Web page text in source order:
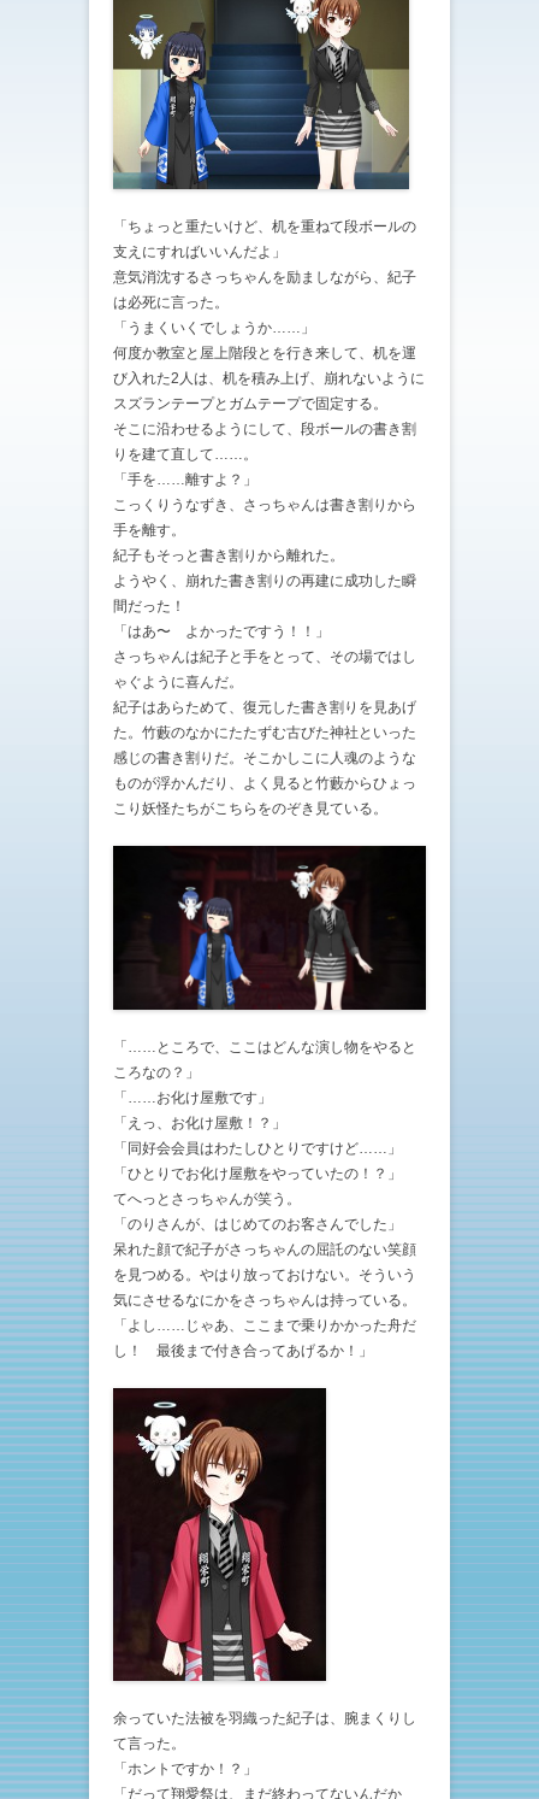
「ちょっと重たいけど、机を重ねて段ボールの
支えにすればいいんだよ」
意気消沈するさっちゃんを励ましながら、紀子
は必死に言った。
「うまくいくでしょうか……」
何度か教室と屋上階段とを行き来して、机を運
び入れた2人は、机を積み上げ、崩れないように
スズランテープとガムテープで固定する。
そこに沿わせるようにして、段ボールの書き割
りを建て直して……。
「手を……離すよ？」
こっくりうなずき、さっちゃんは書き割りから
手を離す。
紀子もそっと書き割りから離れた。
ようやく、崩れた書き割りの再建に成功した瞬
間だった！
「はあ〜 よかったですう！！」
さっちゃんは紀子と手をとって、その場ではし
ゃぐように喜んだ。
紀子はあらためて、復元した書き割りを見あげ
た。竹藪のなかにたたずむ古びた神社といった
感じの書き割りだ。そこかしこに人魂のような
ものが浮かんだり、よく見ると竹藪からひょっ
こり妖怪たちがこちらをのぞき見ている。
「……ところで、ここはどんな演し物をやると
ころなの？」
「……お化け屋敷です」
「えっ、お化け屋敷！？」
「同好会会員はわたしひとりですけど……」
「ひとりでお化け屋敷をやっていたの！？」
てへっとさっちゃんが笑う。
「のりさんが、はじめてのお客さんでした」
呆れた顔で紀子がさっちゃんの屈託のない笑顔
を見つめる。やはり放っておけない。そういう
気にさせるなにかをさっちゃんは持っている。
「よし……じゃあ、ここまで乗りかかった舟だ
し！ 最後まで付き合ってあげるか！」
余っていた法被を羽織った紀子は、腕まくりし
て言った。
「ホントですか！？」
「だって翔愛祭は、まだ終わってないんだか